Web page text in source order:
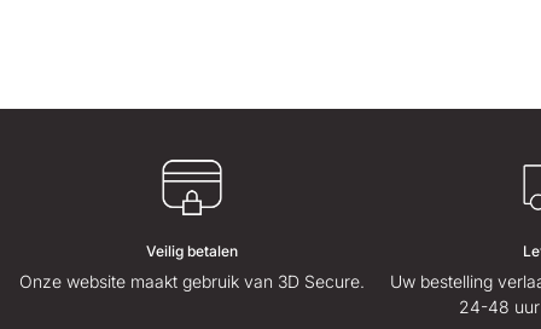
Veilig betalen
Onze website maakt gebruik van 3D Secure.
Uw bestelling
24-48